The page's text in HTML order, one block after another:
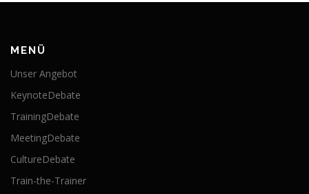
MENÜ
Unser Angebot
KeynoteDebate
TrainingDebate
MeetingDebate
CultureDebate
Train-the-Trainer